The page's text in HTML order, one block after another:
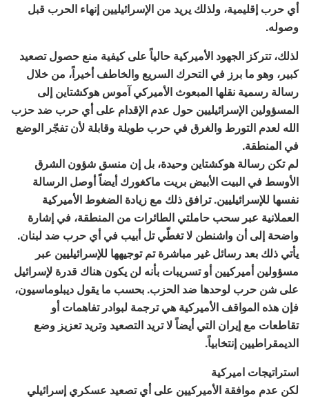
أي حرب إقليمية، ولذلك يريد من الإسرائيليين إنهاء الحرب قبل
وصوله.
لذلك، تتركز الجهود الأميركية حالياً على كيفية منع حصول تصعيد
كبير، وهو ما برز في التحرك السريع والخاطف أخيراً، من خلال
رسالة رسمية نقلها المبعوث الأميركي آموس هوكشتاين إلى
المسؤولين الإسرائيليين حول عدم الإقدام على أي حرب ضد حزب
الله لعدم التورط والغرق في حرب طويلة وقابلة لأن تفجّر الوضع
في المنطقة.
لم تكن رسالة هوكشتاين وحيدة، بل إن منسق شؤون الشرق
الأوسط في البيت الأبيض بريت ماكغورك أيضاً أوصل الرسالة
نفسها للإسرائيليين. ترافق ذلك مع زيادة الضغوط الأميركية
العملانية عبر سحب حاملتي الطائرات من المنطقة، في إشارة
واضحة إلى أن واشنطن لا تغطّي تل أبيب في أي حرب ضد لبنان.
يأتي ذلك بعد رسائل غير مباشرة تم توجيهها للإسرائيليين عبر
مسؤولين أميركيين أو تسريبات بأنه لن يكون هناك قدرة لإسرائيل
على شن حرب لوحدها ضد الحزب. بحسب ما يقول ديبلوماسيون،
فإن هذه المواقف الأميركية هي ترجمة لبوادر تفاهمات أو
تقاطعات مع إيران التي أيضاً لا تريد التصعيد وتريد تعزيز وضع
الديمقراطيين إنتخابياً.
استراتيجات اميركية
لكن عدم موافقة الأميركيين على أي تصعيد عسكري إسرائيلي